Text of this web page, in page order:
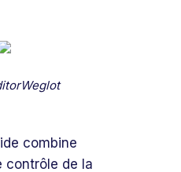
combine
contrôle de la